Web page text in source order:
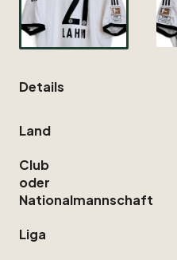
Details
Land
Club
oder
Nationalmannschaft
Liga